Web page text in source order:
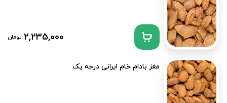
2,235,000 تومان
مغز بادام خام ایرانی درجه یک